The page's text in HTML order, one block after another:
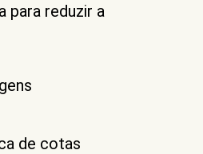
para reduzir a
de cotas